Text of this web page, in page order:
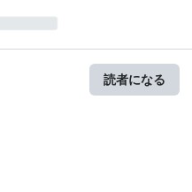
読者になる